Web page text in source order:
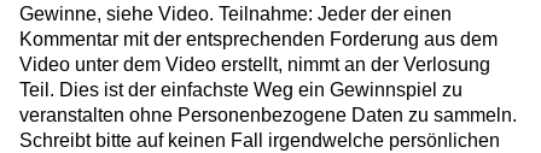
Gewinne, siehe Video. Teilnahme: Jeder der einen
Kommentar mit der entsprechenden Forderung aus dem
Video unter dem Video erstellt, nimmt an der Verlosung
Teil. Dies ist der einfachste Weg ein Gewinnspiel zu
veranstalten ohne Personenbezogene Daten zu sammeln.
Schreibt bitte auf keinen Fall irgendwelche persönlichen